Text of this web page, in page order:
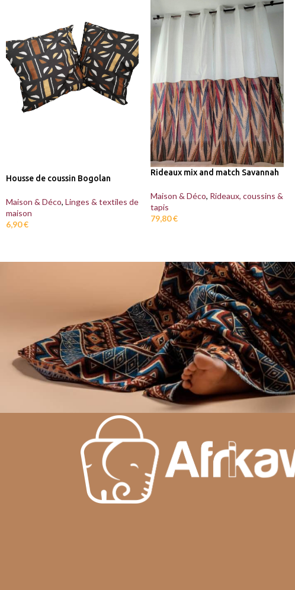
Housse de coussin Bogolan
Maison & Déco, Linges & textiles de
maison
6,90€
Rideaux mix and match Savannah
Maison & Déco, Rideaux, coussins &
tapis
79,80€